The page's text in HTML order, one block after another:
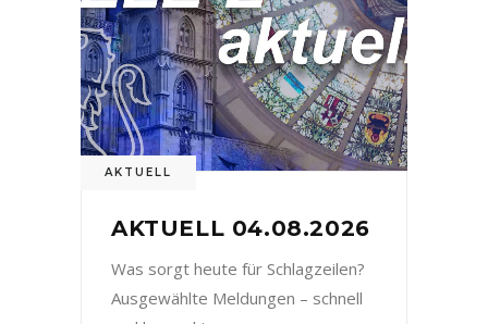
AKTUELL
AKTUELL 04.08.2026
Was sorgt heute für Schlagzeilen?
Ausgewählte Meldungen – schnell